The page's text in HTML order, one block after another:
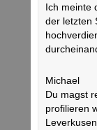
Ich meinte
der letzten
Michael
Du magst
profilieren